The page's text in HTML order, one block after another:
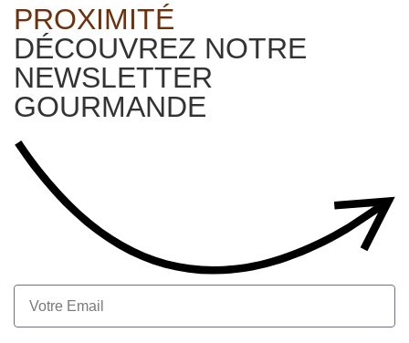
PROXIMITÉ
DÉCOUVREZ NOTRE
NEWSLETTER
GOURMANDE